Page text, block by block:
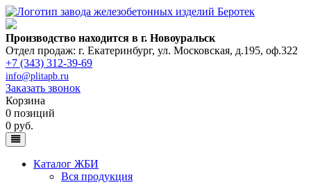
Производство находится в г. Новоуральск
Отдел продаж: г. Екатеринбург, ул. Московская, д.195, оф.322
+7 (343) 312-39-69
info@plitapb.ru
Заказать звонок
Корзина
0 позиций
0 руб.
Каталог ЖБИ
Вся продукция